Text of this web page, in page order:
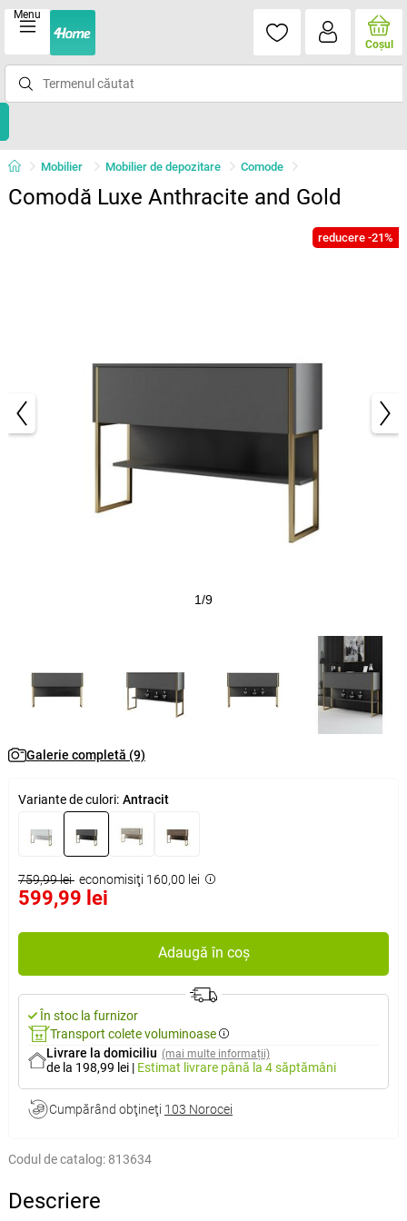
Menu
Coşul
Mobilier Mobilier de depozitare Comode
Comodă Luxe Anthracite and Gold
reducere -21%
1/9
Galerie completă (9)
Variante de culori: Antracit
759,99 lei economisiţi 160,00 lei
599,99 lei
Adaugă în coș
În stoc la furnizor
Transport colete voluminoase
Livrare la domiciliu (mai multe informații)
de la 198,99 lei | Estimat livrare până la 4 săptămâni
Cumpărând obţineţi 103 Norocei
Codul de catalog: 813634
Descriere